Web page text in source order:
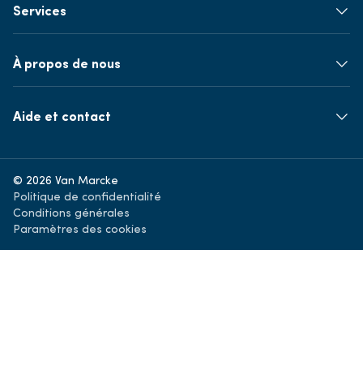
Services
À propos de nous
Aide et contact
© 2026 Van Marcke
Politique de confidentialité
Conditions générales
Paramètres des cookies